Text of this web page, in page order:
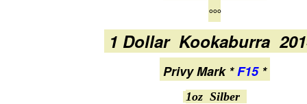
°°°
1 Dollar Kookaburra
Privy Mark *F15 *
1oz Silber